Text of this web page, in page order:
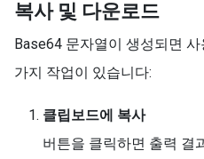
복사 및 다운로드
Base64 문자열이 생성되면
가지 작업이 있습니다:
클립보드에 복사
버튼을 클릭하면 출력 결